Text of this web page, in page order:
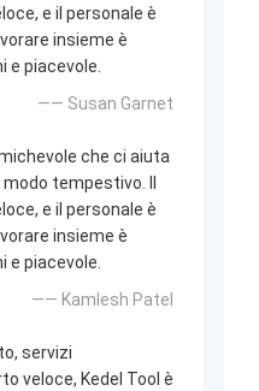
e il personale è
insieme è
e piacevole.
—— Susan Garnet
che ci aiuta
tempestivo. Il
e il personale è
insieme è
e piacevole.
—— Kamlesh Patel
servizi
veloce, Kedel Tool è